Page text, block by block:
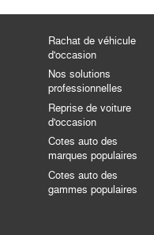
Rachat de véhicule
d'occasion
Nos solutions
professionnelles
Reprise de voiture
d'occasion
Cotes auto des
marques populaires
Cotes auto des
gammes populaires